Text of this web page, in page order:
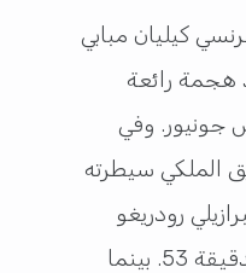
الفرنسي كيليان مبابي
هجمة رائعة
جونيور. وفي
الملكي سيطرته
رودريغو
سيلفا الهدف الثاني في الدقيقة 53. بينما